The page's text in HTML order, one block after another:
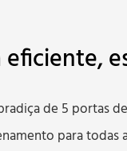
de 5 portas
para todas